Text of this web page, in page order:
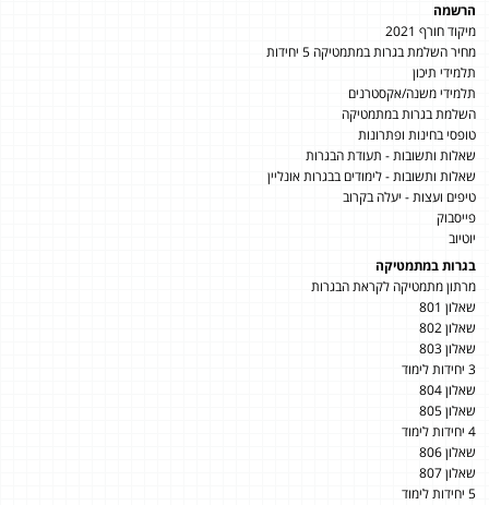
הרשמה
מיקוד חורף 2021
מחיר השלמת בגרות במתמטיקה 5 יחידות
תלמידי תיכון
תלמידי משנה/אקסטרנים
השלמת בגרות במתמטיקה
טופסי בחינות ופתרונות
שאלות ותשובות - תעודת הבגרות
שאלות ותשובות - לימודים בבגרות אונליין
טיפים ועצות - יעלה בקרוב
פייסבוק
יוטיוב
בגרות במתמטיקה
מרתון מתמטיקה לקראת הבגרות
שאלון 801
שאלון 802
שאלון 803
3 יחידות לימוד
שאלון 804
שאלון 805
4 יחידות לימוד
שאלון 806
שאלון 807
5 יחידות לימוד